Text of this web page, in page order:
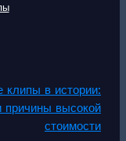
в истории:
высокой
стоимости